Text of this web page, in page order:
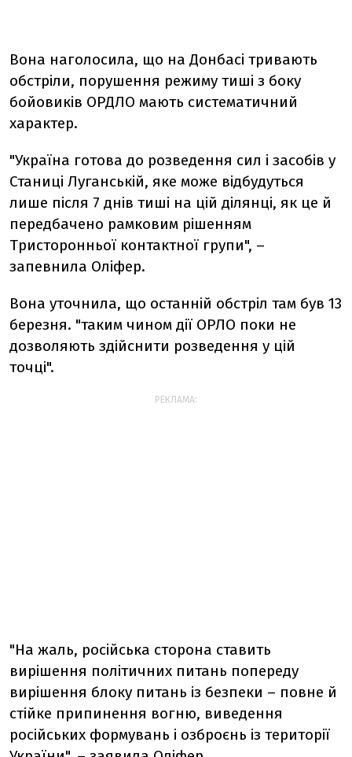
Вона наголосила, що на Донбасі тривають
обстріли, порушення режиму тиші з боку
бойовиків ОРДЛО мають систематичний
характер.
"Україна готова до розведення сил і засобів у
Станиці Луганській, яке може відбудуться
лише після 7 днів тиші на цій ділянці, як це й
передбачено рамковим рішенням
Тристоронньої контактної групи", –
запевнила Оліфер.
Вона уточнила, що останній обстріл там був 13
березня. "таким чином дії ОРЛО поки не
дозволяють здійснити розведення у цій
точці".
РЕКЛАМА:
"На жаль, російська сторона ставить
вирішення політичних питань попереду
вирішення блоку питань із безпеки – повне й
стійке припинення вогню, виведення
російських формувань і озброєнь із території